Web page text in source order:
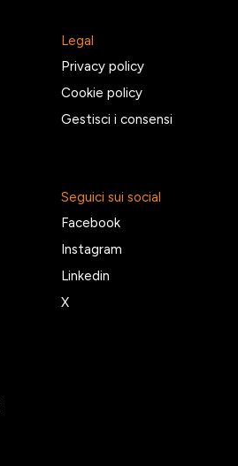
Legal
Privacy policy
Cookie policy
Gestisci i consensi
Seguici sui social
Facebook
Instagram
Linkedin
X